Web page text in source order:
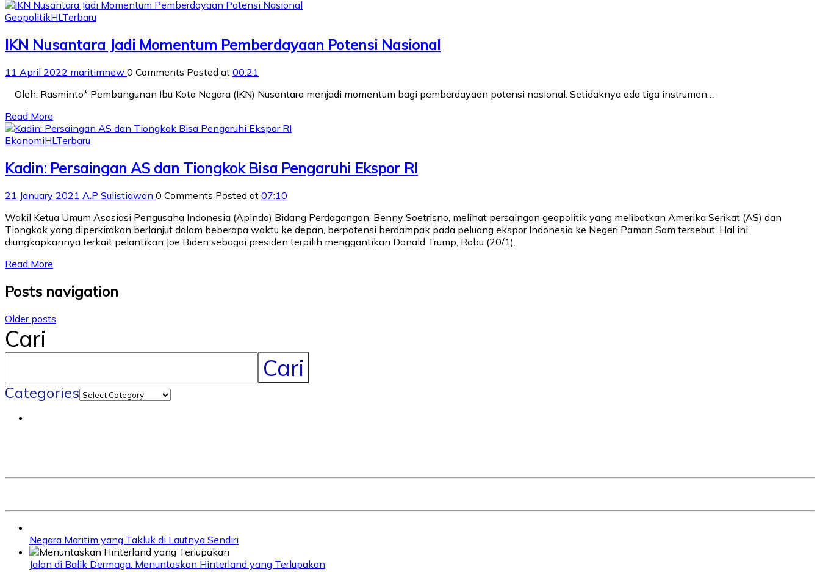
GeopolitikHLTerbaru
IKN Nusantara Jadi Momentum Pemberdayaan Potensi Nasional
11 April 2022 maritimnew 0 Comments Posted at 00:21
Oleh: Rasminto* Pembangunan Ibu Kota Negara (IKN) Nusantara menjadi momentum bagi pemberdayaan potensi nasional. Setidaknya ada tiga instrumen…
Read More
EkonomiHLTerbaru
Kadin: Persaingan AS dan Tiongkok Bisa Pengaruhi Ekspor RI
21 January 2021 A.P Sulistiawan 0 Comments Posted at 07:10
Wakil Ketua Umum Asosiasi Pengusaha Indonesia (Apindo) Bidang Perdagangan, Benny Soetrisno, melihat persaingan geopolitik yang melibatkan Amerika Serikat (AS) dan
Tiongkok yang diperkirakan berlanjut dalam beberapa waktu ke depan, berpotensi berdampak pada peluang ekspor Indonesia ke Negeri Paman Sam tersebut. Hal ini
diungkapkannya terkait pelantikan Joe Biden sebagai presiden terpilih menggantikan Donald Trump, Rabu (20/1).
Read More
Posts navigation
Older posts
Cari
Cari
Categories
Negara Maritim yang Takluk di Lautnya Sendiri
Jalan di Balik Dermaga: Menuntaskan Hinterland yang Terlupakan